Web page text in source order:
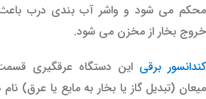
محکم می شود و واشر آب بندی درب
خروج بخار از مخزن می شود.
کندانسور برقی این دستگاه عرقگیری
میعان (تبدیل گاز یا بخار به مایع یا عرق)